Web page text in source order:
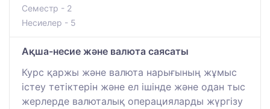
Семестр - 2
Несиелер - 5
Ақша-несие және валюта саясаты
Курс қаржы және валюта нарығының жұмыс
істеу тетіктерін және ел ішінде және одан тыс
жерлерде валюталық операцияларды жүргізу